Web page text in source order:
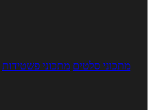
מתכוני סלטים מתכוני פשטידות